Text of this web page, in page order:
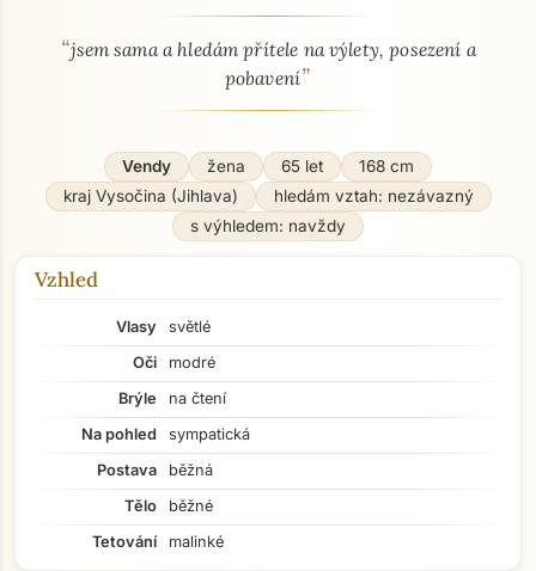
O mně - seznamka profil
“jsem sama a hledám přítele na výlety, posezení a
pobavení”
Vendy žena 65 let
168 cm
kraj Vysočina (Jihlava)
hledám vztah: nezávazný
s výhledem: navždy
Vzhled
Vlasy
světlé
Oči
modré
Brýle
na čtení
Na pohled
sympatická
Postava
běžná
Tělo
běžné
Tetování
malinké